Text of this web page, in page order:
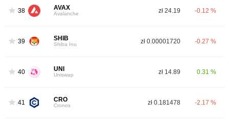
38 AVAX
Avalanche zł 24.19 -0.12 %
39 SHIB
Shiba Inu zł 0.00001720 -0.27 %
40 UNI
Uniswap zł 14.89 0.31 %
41 CRO
Cronos zł 0.181478 -2.17 %